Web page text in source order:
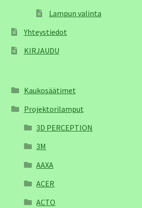
Lampun valinta
Yhteystiedot
KIRJAUDU
Kaukosäätimet
Projektorilamput
3D PERCEPTION
3M
AAXA
ACER
ACTO